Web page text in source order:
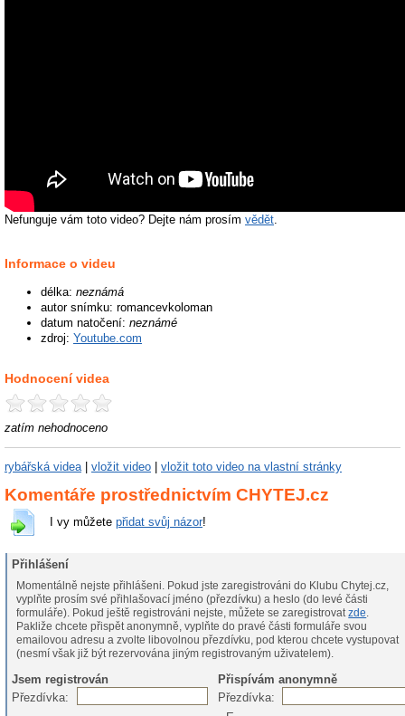
Nefunguje vám toto video? Dejte nám prosím vědět.
Informace o videu
délka: neznámá
autor snímku: romancevkoloman
datum natočení: neznámé
zdroj: Youtube.com
Hodnocení videa
zatím nehodnoceno
rybářská videa| vložit video vložit toto video na vlastní stránky
Komentáře prostřednictvím CHYTEJ.cz
I vy můžete přidat svůj názor!
Přihlášení
Momentálně nejste přihlášeni. Pokud jste zaregistrováni do Klubu Chytej.cz,
vyplňte prosím své přihlašovací jméno (přezdívku) a heslo (do levé části
formuláře). Pokud ještě registrováni nejste, můžete se zaregistrovatzde.
Pakliže chcete přispět anonymně, vyplňte do pravé části formuláře svou
emailovou adresu a zvolte libovolnou přezdívku, pod kterou chcete vystupovat
(nesmí však již být rezervována jiným registrovaným uživatelem).
Jsem registrován
Přispívám anonymně
Přezdívka:
Přezdívka: